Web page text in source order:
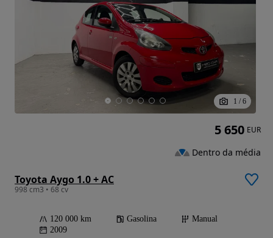
1 / 6
Toyota Aygo 1.0 + AC
998 cm3 • 68 cv
120 000 km Gasolina
Manual
2009
5 650 EUR
Dentro da média